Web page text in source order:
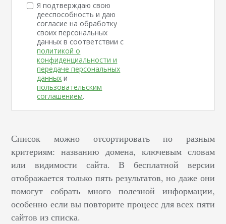
Я подтверждаю свою
дееспособность и даю
согласие на обработку
своих персональных
данных в соответствии с
политикой о
конфиденциальности и
передаче персональных
данных и
пользовательским
соглашением.
Список можно отсортировать по разным
критериям: названию домена, ключевым словам
или видимости сайта. В бесплатной версии
отображается только пять результатов, но даже они
помогут собрать много полезной информации,
особенно если вы повторите процесс для всех пяти
сайтов из списка.